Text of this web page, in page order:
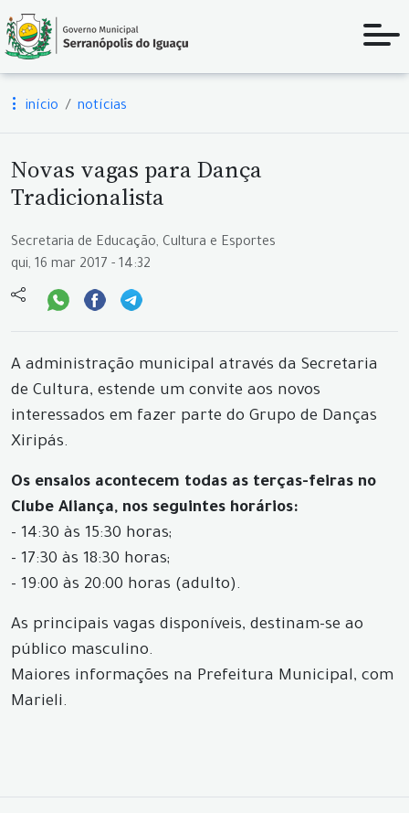
início notícias
Novas vagas para Dança
Tradicionalista
Secretaria de Educação, Cultura e Esportes
qui, 16 mar 2017 - 14:32
A administração municipal através da Secretaria
de Cultura, estende um convite aos novos
interessados em fazer parte do Grupo de Danças
Xiripás.
Os ensaios acontecem todas as terças-feiras no
Clube Aliança, nos seguintes horários:
- 14:30 às 15:30 horas;
- 17:30 às 18:30 horas;
- 19:00 às 20:00 horas (adulto).
As principais vagas disponíveis, destinam-se ao
público masculino.
Maiores informações na Prefeitura Municipal, com
Marieli.